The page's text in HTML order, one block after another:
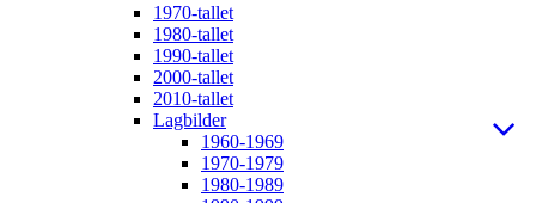
1970-tallet
1980-tallet
1990-tallet
2000-tallet
2010-tallet
Lagbilder
1960-1969
1970-1979
1980-1989